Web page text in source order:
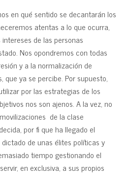
en qué sentido se decantarán los
atentas a lo que ocurra,
de las personas
Nos opondremos con todas
y a la normalización de
ya se percibe. Por supuesto,
por las estrategias de los
nos son ajenos. A la vez, no
de la clase
por fi que ha llegado el
de unas élites políticas y
tiempo gestionando el
en exclusiva, a sus propios